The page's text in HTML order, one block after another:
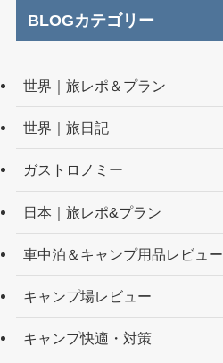
BLOGカテゴリー
世界｜旅レポ＆プラン
世界｜旅日記
ガストロノミー
日本｜旅レポ&プラン
車中泊＆キャンプ用品レビュー
キャンプ場レビュー
キャンプ快適・対策